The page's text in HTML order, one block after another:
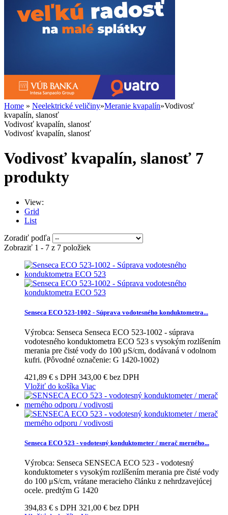
Home » Neelektrické veličiny»Meranie kvapalín»Vodivosť
kvapalín, slanosť
Vodivosť kvapalín, slanosť
Vodivosť kvapalín, slanosť
Vodivosť kvapalín, slanosť 7
produkty
View:
Grid
List
Zoradiť podľa
Zobraziť 1 - 7 z 7 položiek
Senseca ECO 523-1002 - Súprava vodotesného konduktometra...
Výrobca: Senseca Senseca ECO 523-1002 - súprava
vodotesného konduktometra ECO 523 s vysokým rozlíšením
merania pre čisté vody do 100 μS/cm, dodávaná v odolnom
kufri. (Pôvodné označenie: G 1420-1002)
421,89 € s DPH 343,00 € bez DPH
Vložiť do košíka Viac
Senseca ECO 523 - vodotesný konduktometer / merač merného...
Výrobca: Senseca SENSECA ECO 523 - vodotesný
konduktometer s vysokým rozlíšením merania pre čisté vody
do 100 μS/cm, vrátane meracieho článku z nehrdzavejúcej
ocele. predtým G 1420
394,83 € s DPH 321,00 € bez DPH